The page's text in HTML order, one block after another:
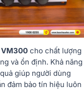
VM300 cho chất lượng
và ổn định. Khả năng
giúp người dùng
đảm bảo tín hiệu luôn